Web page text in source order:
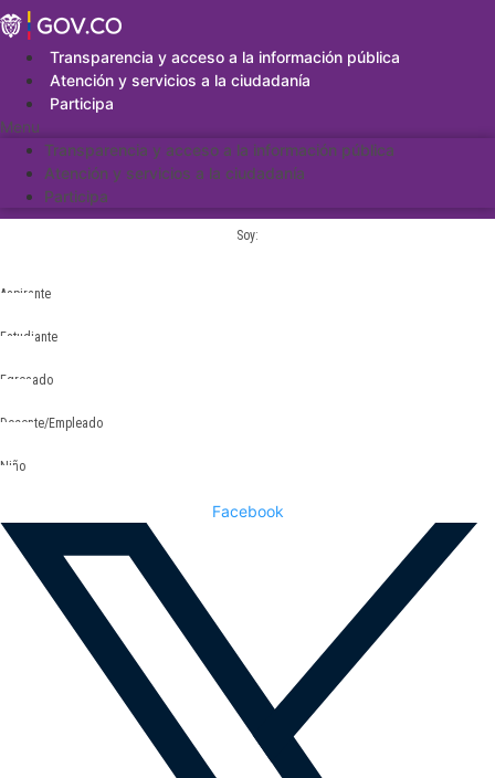
Saltar
al
contenidoTransparencia y acceso a la información pública
Atención y servicios a la ciudadanía
Participa
Menu
Transparencia y acceso a la información pública
Atención y servicios a la ciudadanía
Participa
Soy:
Aspirante
Estudiante
Egresado
Docente/Empleado
Niño
Facebook